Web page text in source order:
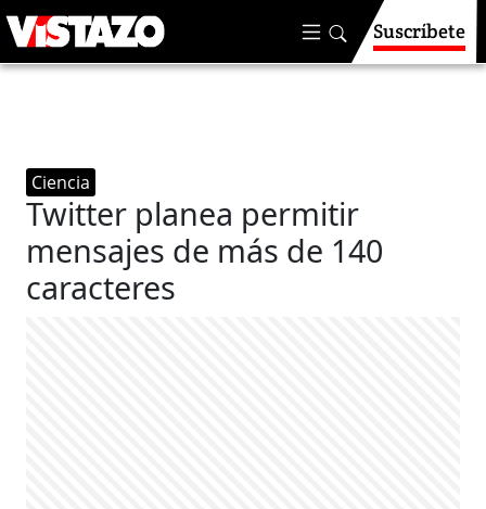
Suscríbete
Ciencia
Twitter planea permitir
mensajes de más de 140
caracteres